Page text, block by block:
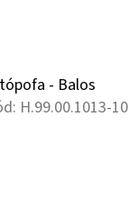
- Balos
H.99.00.1013-10